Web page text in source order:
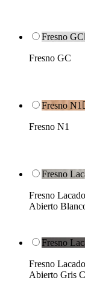
Fresno GC
Fresno GC
Fresno N1
Fresno N1
Fresno
Fresno
Abierto
Fresno
Fresno
Abierto Gris